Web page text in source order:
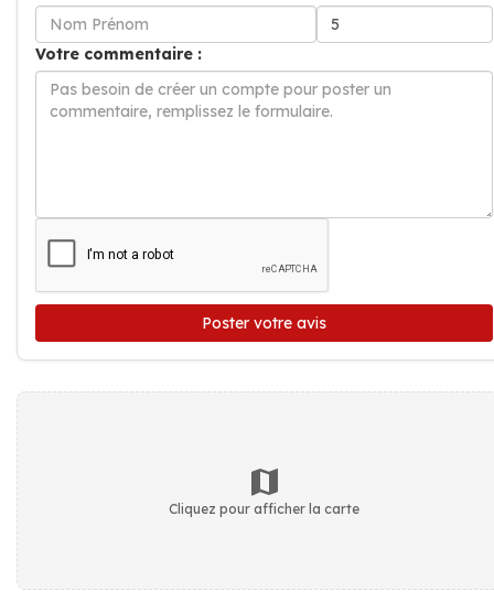
Votre commentaire :
Poster votre avis
Cliquez pour afficher la carte